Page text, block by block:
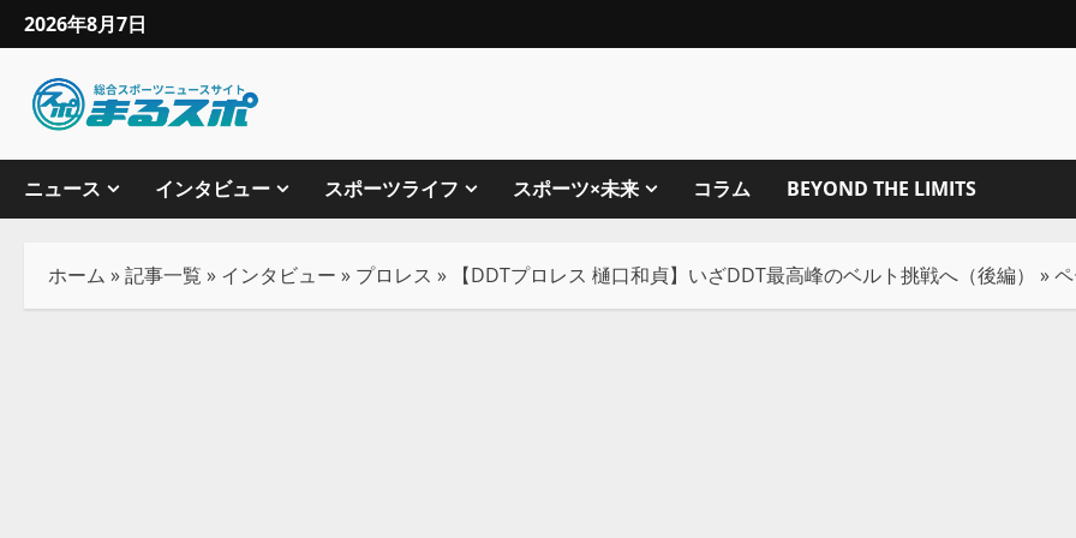
2026年8月7日
ニュース インタビュー スポーツライフ スポーツ×未来 コラム BEYOND THE LIMITS
ホーム »記事一覧 » インタビュー » プロレス » 【DDTプロレス 樋口和貞】いざDDT最高峰のベルト挑戦へ（後編） »